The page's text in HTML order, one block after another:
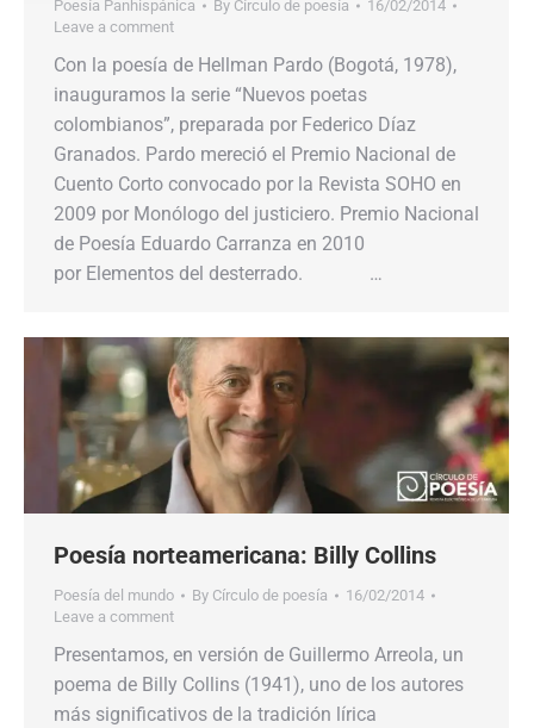
Poesía Panhispánica By Círculo de poesía
16/02/2014
Leave a comment
Con la poesía de Hellman Pardo (Bogotá, 1978),
inauguramos la serie “Nuevos poetas
colombianos”, preparada por Federico Díaz
Granados. Pardo mereció el Premio Nacional de
Cuento Corto convocado por la Revista SOHO en
2009 por Monólogo del justiciero. Premio Nacional
de Poesía Eduardo Carranza en 2010
por Elementos del desterrado. …
Poesía norteamericana: Billy Collins
Poesía del mundo By Círculo de poesía
16/02/2014
Leave a comment
Presentamos, en versión de Guillermo Arreola, un
poema de Billy Collins (1941), uno de los autores
más significativos de la tradición lírica